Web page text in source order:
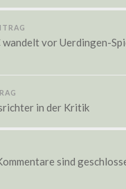
wandelt vor Uerdingen-
in der Kritik
sind